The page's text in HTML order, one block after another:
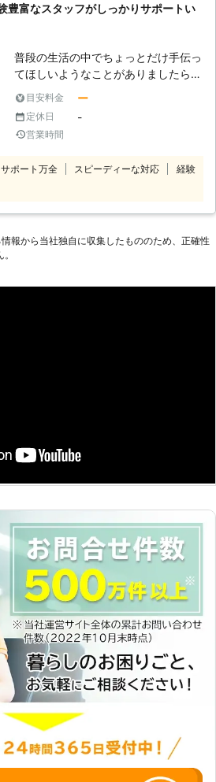
し 何人でも手配します
要はないけど心配 →定期的に掃除+料
理+αで生活にメリハリを →定期訪問
する事で安心できます 話し相手に
なります イキイキとします
★★★★★★★★★★★★★★★
緒に解決できるよう スタッフ一同
いできる？」 ぜひご相談下さい！
い】 ①御依頼主様の性別、年齢、家
事代行サービス、行っております
きない……」 「長期家をあけなくては
ならなくなった」 こんなとき、ちょ
っとした手伝いが必要に感じたことは
ありませんか？ 高齢の親御さまの声
かけや、ペットのお世話、お庭の掃除
担を軽減するお手伝いもシンユウはい
たします。 どんなに小さなことでも
い。 創業12年、みなさまよりご信頼
ウスクリーニングや家具の組み立て、
豊富なスタッフがしっかりサポートい
普段の生活の中でちょっとだけ手伝っ
てほしいようなことがありましたら、
便利屋助け隊にお気軽にご連絡くださ
い。 私どもではお客様が困っている
ことをしっかりとサポートできるサー
ビスを提供しております。 意外と大
ときの代行をはじめ、「やってもらえ
をしてほしい」などのお困りごとなら
をご案内いたします。
目安料金 ー
定休日 -
営業時間
サポート万全 スピーディーな対応
経験
報から当社独⾃に収集したもののため、正確性